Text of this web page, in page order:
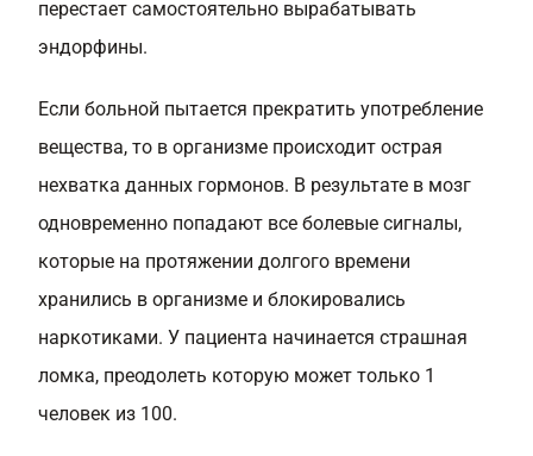
перестает самостоятельно вырабатывать
эндорфины.
Если больной пытается прекратить употребление
вещества, то в организме происходит острая
нехватка данных гормонов. В результате в мозг
одновременно попадают все болевые сигналы,
которые на протяжении долгого времени
хранились в организме и блокировались
наркотиками. У пациента начинается страшная
ломка, преодолеть которую может только 1
человек из 100.